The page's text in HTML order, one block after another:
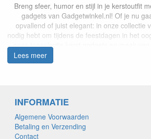
Breng sfeer, humor en stijl in je kerstoutfit
gadgets van Gadgetwinkel.nl! Of je nu
opvallend of juist elegant: in onze collectie
nodig hebt om tijdens de feestdagen in het
onze topselectie kerst gadgets en maak van
kerstbomen, sneeuwpoppen,
voor een foute kersttrui-party of kerstdiner
Combineer met andere accessoires voor de
Lees meer
INFORMATIE
Algemene Voorwaarden
Betaling en Verzending
Contact